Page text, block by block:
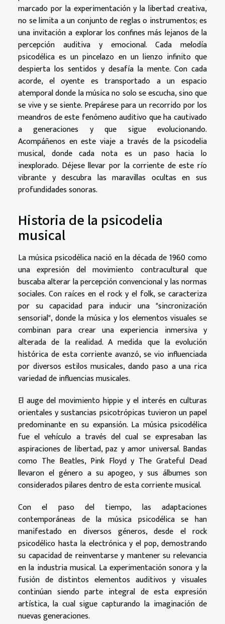
marcado por la experimentación y la libertad creativa,
no se limita a un conjunto de reglas o instrumentos; es
una invitación a explorar los confines más lejanos de la
percepción auditiva y emocional. Cada melodía
psicodélica es un pincelazo en un lienzo infinito que
despierta los sentidos y desafía la mente. Con cada
acorde, el oyente es transportado a un espacio
atemporal donde la música no solo se escucha, sino que
se vive y se siente. Prepárese para un recorrido por los
meandros de este fenómeno auditivo que ha cautivado
a generaciones y que sigue evolucionando.
Acompáñenos en este viaje a través de la psicodelia
musical, donde cada nota es un paso hacia lo
inexplorado. Déjese llevar por la corriente de este río
vibrante y descubra las maravillas ocultas en sus
profundidades sonoras.
Historia de la psicodelia
musical
La música psicodélica nació en la década de 1960 como
una expresión del movimiento contracultural que
buscaba alterar la percepción convencional y las normas
sociales. Con raíces en el rock y el folk, se caracteriza
por su capacidad para inducir una "sincronización
sensorial", donde la música y los elementos visuales se
combinan para crear una experiencia inmersiva y
alterada de la realidad. A medida que la evolución
histórica de esta corriente avanzó, se vio influenciada
por diversos estilos musicales, dando paso a una rica
variedad de influencias musicales.
El auge del movimiento hippie y el interés en culturas
orientales y sustancias psicotrópicas tuvieron un papel
predominante en su expansión. La música psicodélica
fue el vehículo a través del cual se expresaban las
aspiraciones de libertad, paz y amor universal. Bandas
como The Beatles, Pink Floyd y The Grateful Dead
llevaron el género a su apogeo, y sus álbumes son
considerados pilares dentro de esta corriente musical.
Con el paso del tiempo, las adaptaciones
contemporáneas de la música psicodélica se han
manifestado en diversos géneros, desde el rock
psicodélico hasta la electrónica y el pop, demostrando
su capacidad de reinventarse y mantener su relevancia
en la industria musical. La experimentación sonora y la
fusión de distintos elementos auditivos y visuales
continúan siendo parte integral de esta expresión
artística, la cual sigue capturando la imaginación de
nuevas generaciones.